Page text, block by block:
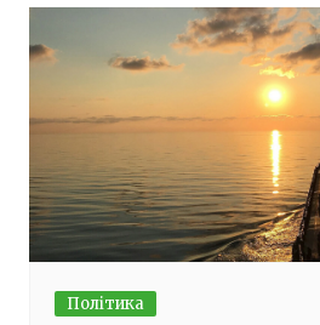
Політика